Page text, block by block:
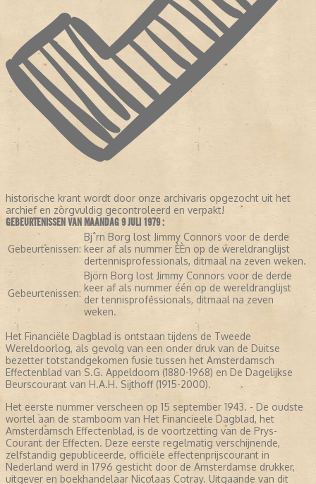
historische krant wordt door onze archivaris opgezocht uit het
archief en zorgvuldig gecontroleerd en verpakt!
GEBEURTENISSEN VAN MAANDAG 9 JULI 1979 :
Gebeurtenissen:
Bjˆrn Borg lost Jimmy Connors voor de derde
keer af als nummer ÈÈn op de wereldranglijst
dertennisprofessionals, ditmaal na zeven weken.
Gebeurtenissen:
Björn Borg lost Jimmy Connors voor de derde
keer af als nummer één op de wereldranglijst
der tennisprofessionals, ditmaal na zeven
weken.
Het Financiële Dagblad is ontstaan tijdens de Tweede
Wereldoorlog, als gevolg van een onder druk van de Duitse
bezetter totstandgekomen fusie tussen het Amsterdamsch
Effectenblad van S.G. Appeldoorn (1880-1968) en De Dagelijkse
Beurscourant van H.A.H. Sijthoff (1915-2000).
Het eerste nummer verscheen op 15 september 1943. - De oudste
wortel aan de stamboom van Het Financieele Dagblad, het
Amsterdamsch Effectenblad, is de voortzetting van de Prys-
Courant der Effecten. Deze eerste regelmatig verschijnende,
zelfstandig gepubliceerde, officiële effectenprijscourant in
Nederland werd in 1796 gesticht door de Amsterdamse drukker,
uitgever en boekhandelaar Nicolaas Cotray. Uitgaande van dit